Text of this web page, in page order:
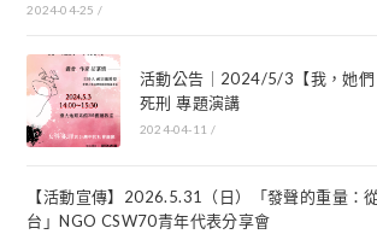
2024-04-25 /
活動公告｜2024/5/3【我，她們
死刑 專題演講
2024-04-11 /
【活動宣傳】2026.5.31（日）「發聲的重量：
台」NGO CSW70青年代表分享會